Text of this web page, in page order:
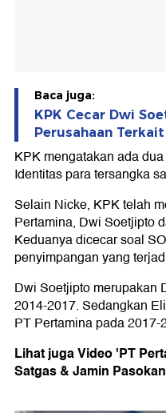
Baca juga:
KPK Cecar Dwi
Perusahaan
KPK mengatakan ada
Identitas para tersangka
Selain Nicke, KPK telah
Pertamina, Dwi Soetjipto
Keduanya dicecar soal
penyimpangan yang
Dwi Soetjipto merupakan
2014-2017. Sedangkan
PT Pertamina pada 2017-
Lihat juga Video 'PT
Satgas & Jamin